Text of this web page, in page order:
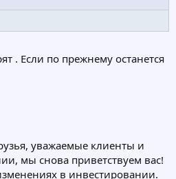
. Если по прежнему останется
уважаемые клиенты и
мы снова приветствуем вас!
в инвестировании.